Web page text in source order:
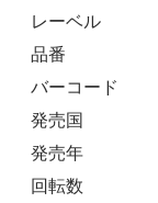
レーベル
品番
バーコード
発売国
発売年
回転数